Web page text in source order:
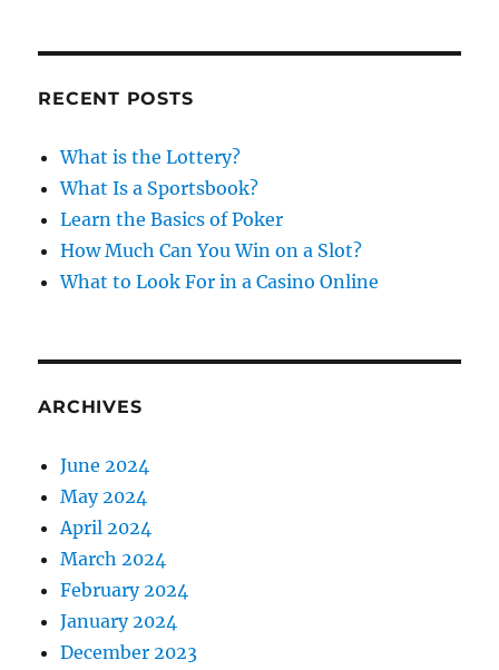
r
h
RECENT POSTS
What is the Lottery?
What Is a Sportsbook?
Learn the Basics of Poker
How Much Can You Win on a Slot?
What to Look For in a Casino Online
ARCHIVES
June 2024
May 2024
April 2024
March 2024
February 2024
January 2024
December 2023